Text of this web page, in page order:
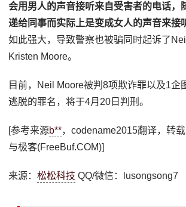
会用男人的声音接听来自受害者的电话，
递给同事而实际上是变成女人的声音来接
如此强大，导致警察也被骗同时起诉了
Kristen Moore。
目前，Neil Moore被判8项欺诈罪以及1企
逃脱的罪名，将于4月20日判刑。
[参考来源b**，codename2015翻译，转
与极客(FreeBuf.COM)]
来源：松松科技 QQ/微信：lusongsong7